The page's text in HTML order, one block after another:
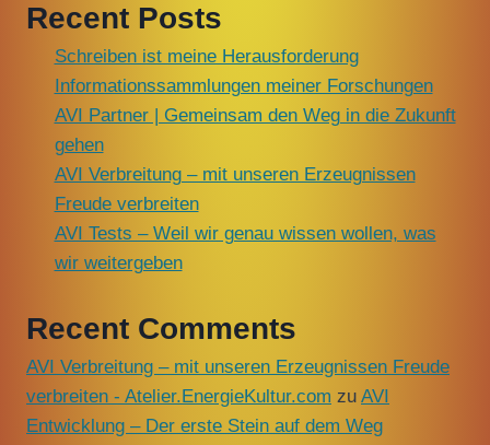
Recent Posts
Schreiben ist meine Herausforderung
Informationssammlungen meiner Forschungen
AVI Partner | Gemeinsam den Weg in die Zukunft
gehen
AVI Verbreitung – mit unseren Erzeugnissen
Freude verbreiten
AVI Tests – Weil wir genau wissen wollen, was
wir weitergeben
Recent Comments
AVI Verbreitung – mit unseren Erzeugnissen Freude
verbreiten - Atelier.EnergieKultur.com zu AVI
Entwicklung – Der erste Stein auf dem Weg